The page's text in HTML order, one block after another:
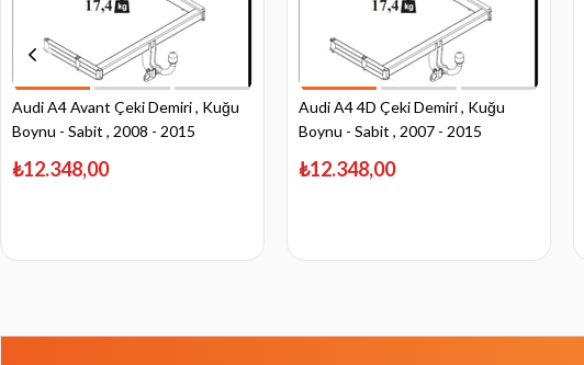
Audi A4 Avant Çeki Demiri , Kuğu
Boynu - Sabit , 2008 - 2015
₺12.348,00
Audi A4 4D Çeki Demiri , Kuğu
Boynu - Sabit , 2007 - 2015
₺12.348,00